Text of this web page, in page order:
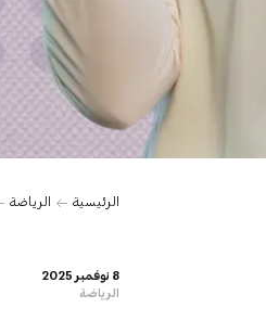
الرئيسية الرياضة
8 نوفمبر 2025
الرياضة